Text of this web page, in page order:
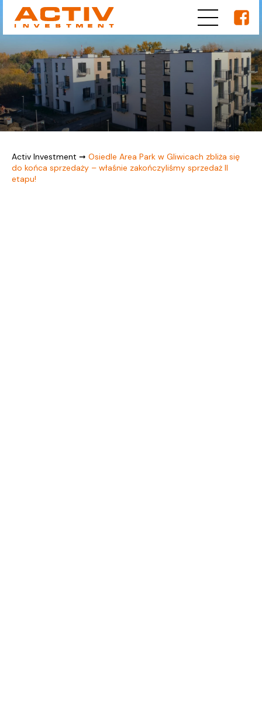
Activ Investment ➞ Osiedle Area Park w Gliwicach zbliża się
do końca sprzedaży – właśnie zakończyliśmy sprzedaż II
etapu!